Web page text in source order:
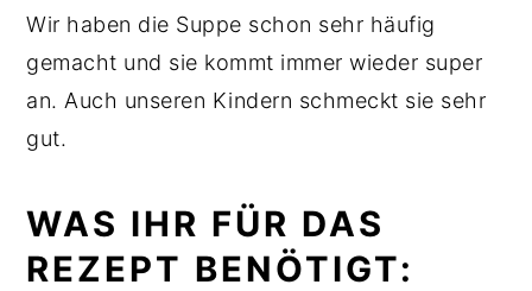
Wir haben die Suppe schon sehr häufig
gemacht und sie kommt immer wieder super
an. Auch unseren Kindern schmeckt sie sehr
gut.
WAS IHR FÜR DAS
REZEPT BENÖTIGT: